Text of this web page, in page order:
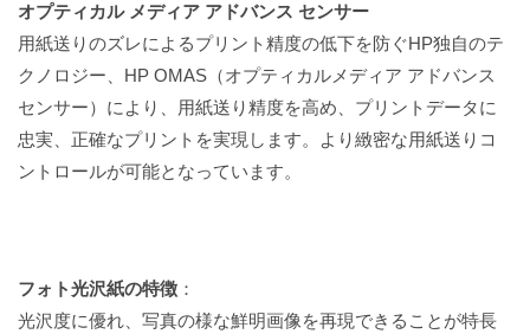
オプティカル メディア アドバンス センサー
用紙送りのズレによるプリント精度の低下を防ぐHP独自のテ
クノロジー、HP OMAS（オプティカルメディア アドバンス
センサー）により、用紙送り精度を高め、プリントデータに
忠実、正確なプリントを実現します。より緻密な用紙送りコ
ントロールが可能となっています。
フォト光沢紙の特徴 ：
光沢度に優れ、写真の様な鮮明画像を再現できることが特長